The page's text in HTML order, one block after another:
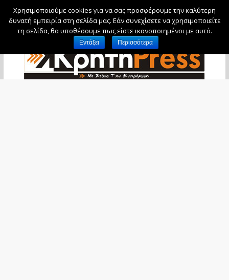
Παρασκευή, 7 Αυγούστου, 2026
Χρησιμοποιούμε cookies για να σας προσφέρουμε την καλύτερη
δυνατή εμπειρία στη σελίδα μας. Εάν συνεχίσετε να χρησιμοποιείτε
τη σελίδα, θα υποθέσουμε πως είστε ικανοποιημένοι με αυτό.
Εντάξει Περισσότερα